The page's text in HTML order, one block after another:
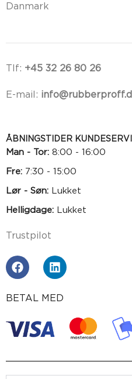
Danmark
Tlf: +45 32 26 80 26
E-mail:
ÅBNINGSTIDER
Man - Tor: 8:00 - 16:00
Fre: 7:30 - 15:00
Lør - Søn: Lukket
Helligdage: Lukket
Trustpilot
BETAL MED